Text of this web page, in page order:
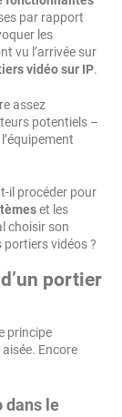
par rapport
les
vu l’arrivée sur
vidéo sur IP.
assez
potentiels –
il procéder pour
et les
choisir son
portiers vidéos ?
portier
principe
Encore
dans le